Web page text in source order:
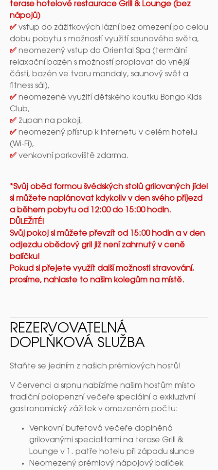
terase hotelové restaurace Grill & Lounge (bez
nápojů)
✅ vstup do zážitkových lázní bez omezení po celou
dobu pobytu s možností využití saunového světa,
✅ neomezený vstup do Oriental Spa (termální
relaxační bazén s možností proplavat do vnější
části, bazén ve tvaru mandaly, saunový svět a
fitness sál),
✅ neomezené využití dětského koutku Bongo Kids
Club,
✅ župan na pokoji,
✅ neomezený přístup k internetu v celém hotelu
(Wi-Fi),
✅ venkovní parkoviště zdarma.
*Svůj oběd formou švédských stolů grilovaných jídel
si můžete naplánovat kdykoliv v den svého příjezd
a během pobytu od 12:00 do 15:00 hodin.
DŮLEŽITÉ!
Svůj pokoj si můžete převzít od 15:00 hodin a v den
odjezdu obědový gril již není zahrnutý v ceně
balíčku!
Pokud si přejete využít další možnosti stravování,
prosíme, nahlaste to našim kolegům na místě.
REZERVOVATELNÁ
DOPLŇKOVÁ SLUŽBA
Staňte se jedním z našich prémiových hostů!
V červenci a srpnu nabízíme našim hostům místo
tradiční polopenzní večeře speciální a exkluzivní
gastronomický zážitek v omezeném počtu:
Venkovní bufetová večeře doplněná
grilovanými specialitami na terase Grill &
Lounge v 1. patře hotelu při západu slunce
Neomezený prémiový nápojový balíček